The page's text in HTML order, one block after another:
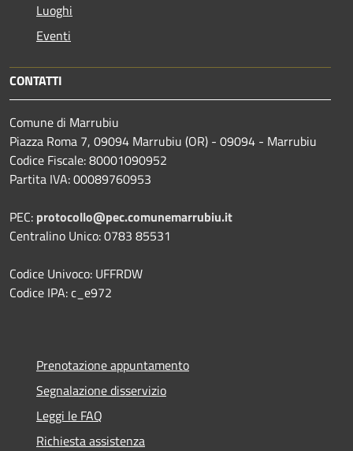
Luoghi
Eventi
CONTATTI
Comune di Marrubiu
Piazza Roma 7, 09094 Marrubiu (OR) - 09094 - Marrubiu
Codice Fiscale: 80001090952
Partita IVA: 00089760953
PEC: protocollo@pec.comunemarrubiu.it
Centralino Unico: 0783 85531
Codice Univoco: UFFRDW
Codice IPA: c_e972
Prenotazione appuntamento
Segnalazione disservizio
Leggi le FAQ
Richiesta assistenza